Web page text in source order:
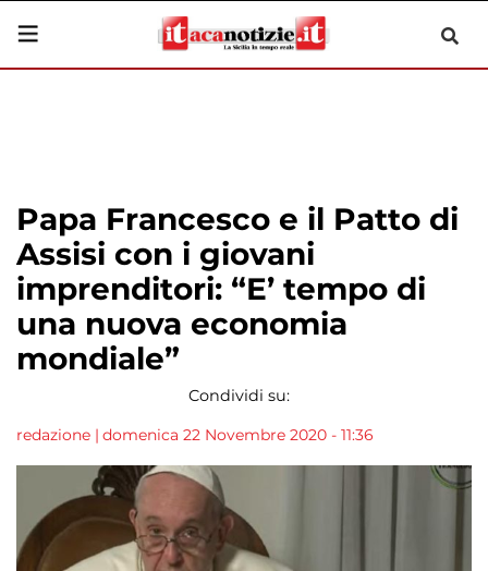
Papa Francesco e il Patto di
Assisi con i giovani
imprenditori: “E’ tempo di
una nuova economia
mondiale”
Condividi su:
redazione | domenica 22 Novembre 2020 - 11:36